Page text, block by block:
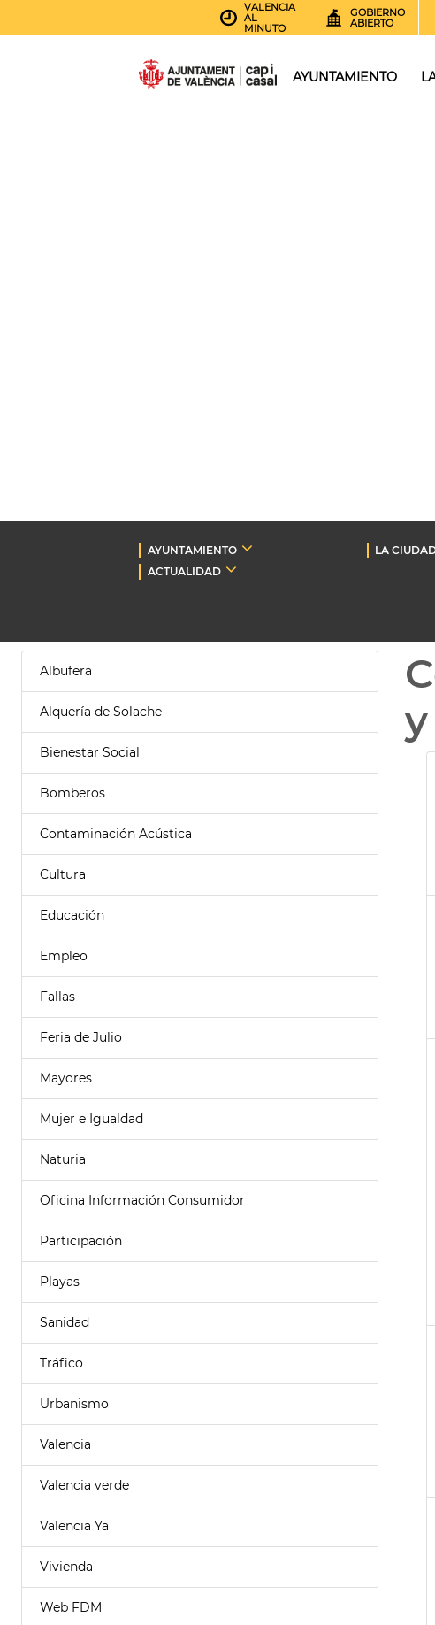
VALENCIA
AL
MINUTO
GOBIERNO
ABIERTO
AYUNTAMIENTO
AYUNTAMIENTO LA
ACTUALIDAD
Albufera
Alquería de Solache
Bienestar Social
Bomberos
Contaminación Acústica
Cultura
Educación
Empleo
Fallas
Feria de Julio
Mayores
Mujer e Igualdad
Naturia
Oficina Información Consumidor
Participación
Playas
Sanidad
Tráfico
Urbanismo
Valencia
Valencia verde
Valencia Ya
Vivienda
Web FDM